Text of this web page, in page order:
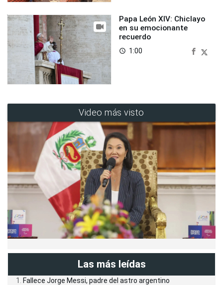
Papa León XIV: Chiclayo
en su emocionante
recuerdo
access_time 1:00
Video más visto
Las más leídas
Fallece Jorge Messi, padre del astro argentino